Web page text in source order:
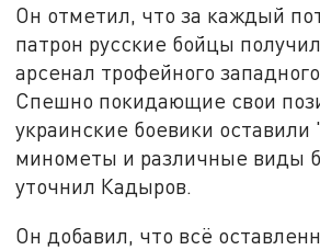
Он отметил, что за каждый
патрон русские бойцы
арсенал трофейного
Спешно покидающие свои
украинские боевики
минометы и различные виды
уточнил Кадыров.
Он добавил, что всё